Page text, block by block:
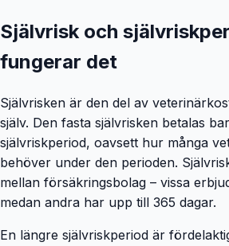
Självrisk och
fungerar det
Självrisken är den del av
själv. Den fasta självrisken betalas
självriskperiod, oavsett hur många
behöver under den perioden.
mellan försäkringsbolag – vissa
medan andra har upp till 365 dagar.
En längre självriskperiod är